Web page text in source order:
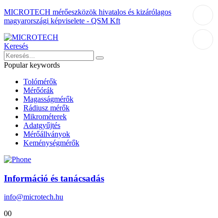
MICROTECH mérőeszközök hivatalos és kizárólagos
magyarországi képviselete - QSM Kft
Keresés
Popular keywords
Tolómérők
Mérőórák
Magasságmérők
Rádiusz mérők
Mikrométerek
Adatgyűjtés
Mérőállványok
Keménységmérők
Információ és tanácsadás
info@microtech.hu
00